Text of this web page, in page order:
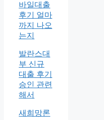
바일대출
후기 얼마
까지 나오
는지
발란스대
부 신규
대출 후기
승인 관련
해서
새희망론